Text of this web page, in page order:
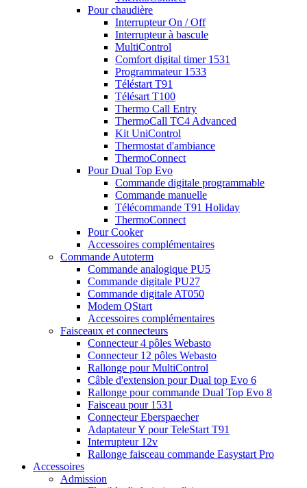
Pour chaudière
Interrupteur On / Off
Interrupteur à bascule
MultiControl
Comfort digital timer 1531
Programmateur 1533
Téléstart T91
Télésart T100
Thermo Call Entry
ThermoCall TC4 Advanced
Kit UniControl
Thermostat d'ambiance
ThermoConnect
Pour Dual Top Evo
Commande digitale programmable
Commande manuelle
Télécommande T91 Holiday
ThermoConnect
Pour Cooker
Accessoires complémentaires
Commande Autoterm
Commande analogique PU5
Commande digitale PU27
Commande digitale AT050
Modem QStart
Accessoires complémentaires
Faisceaux et connecteurs
Connecteur 4 pôles Webasto
Connecteur 12 pôles Webasto
Rallonge pour MultiControl
Câble d'extension pour Dual top Evo 6
Rallonge pour commande Dual Top Evo 8
Faisceau pour 1531
Connecteur Eberspaecher
Adaptateur Y pour TeleStart T91
Interrupteur 12v
Rallonge faisceau commande Easystart Pro
Accessoires
Admission